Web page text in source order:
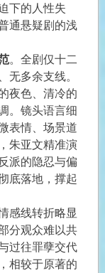
下的人性失
通悬疑剧的浅
。全剧仅十二
无多余支线。
夜色、清冷的
。镜头语言细
表情、场景道
朱亚文精准演
派的隐忍与偏
底落地，撑起
感线转折略显
分观众难以共
过往罪孽交代
相较于原著的